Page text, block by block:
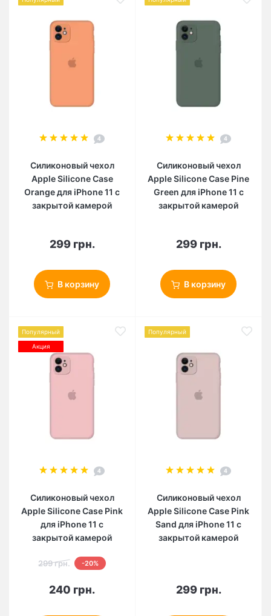
4
Силиконовый чехол
Apple Silicone Case
Orange для iPhone 11 с
закрытой камерой
299 грн.
В корзину
4
Силиконовый чехол
Apple Silicone Case Pine
Green для iPhone 11 с
закрытой камерой
299 грн.
В корзину
Популярный
Акция
4
Силиконовый чехол
Apple Silicone Case Pink
для iPhone 11 с
закрытой камерой
299 грн. -20%
240 грн.
Популярный
4
Силиконовый чехол
Apple Silicone Case Pink
Sand для iPhone 11 с
закрытой камерой
299 грн.